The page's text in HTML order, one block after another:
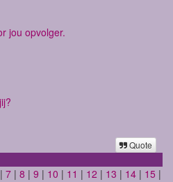
jou opvolger.
Quote
| 7 | 8 | 9 | 10 | 11 | 12 | 13 | 14 | 15 |